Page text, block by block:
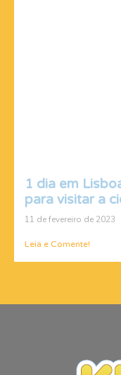
1 dia em
para visitar a
11 de fevereiro de 2023
Leia e Comente!